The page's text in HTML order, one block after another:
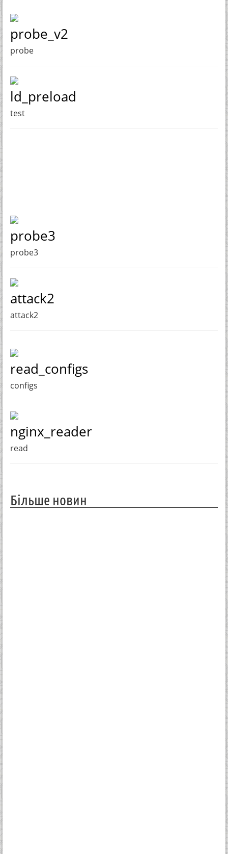
probe_v2
probe
ld_preload
test
probe3
probe3
attack2
attack2
read_configs
configs
nginx_reader
read
Більше новин